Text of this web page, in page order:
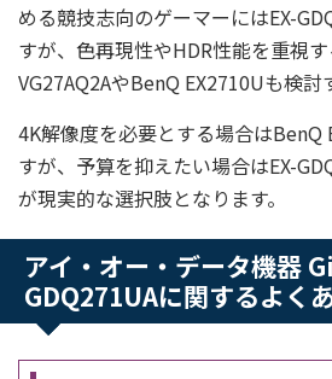
める競技志向のゲーマーにはEX-
すが、色再現性やHDR性能を重視
VG27AQ2AやBenQ EX2710Uも検討
4K解像度を必要とする場合はBenQ
すが、予算を抑えたい場合はEX-
が現実的な選択肢となります。
アイ・オー・データ機器
GDQ271UAに関するよく